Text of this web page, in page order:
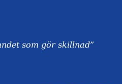
som gör skillnad”